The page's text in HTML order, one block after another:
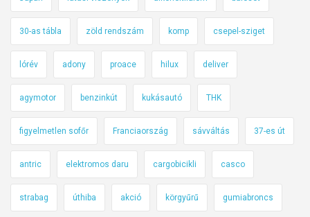
30-as tábla zöld rendszám komp csepel-sziget
lórév adony proace hilux deliver
agymotor benzinkút kukásautó THK
figyelmetlen sofőr Franciaország sávváltás 37-es út
antric elektromos daru cargobicikli casco
strabag úthiba akció körgyűrű gumiabroncs